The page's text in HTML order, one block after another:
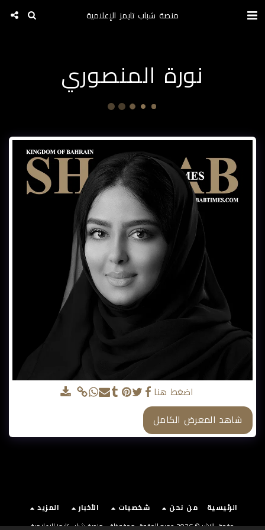
منصة شباب تايمز الإعلامية
نورة المنصوري
اضغط هنا
شاهد المعرض الكامل
الرئيسية من نحن شخصيات الأخبار
المزيد
حقوق النشر © 2026 جميع الحقوق محفوظة -
منصة شباب تايمز الإعلامية